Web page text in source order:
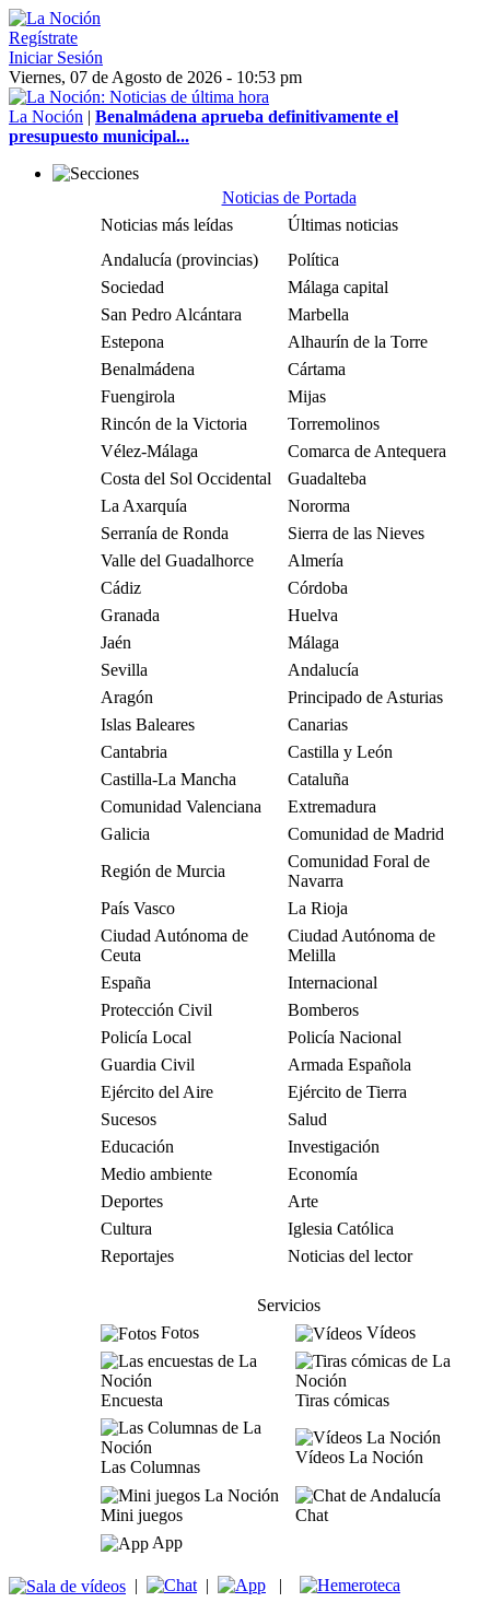
Regístrate
Iniciar Sesión
Viernes, 07 de Agosto de 2026 - 10:53 pm
La Noción | Benalmádena aprueba definitivamente el
presupuesto municipal...
Noticias de Portada
Noticias más leídas
Últimas noticias
Andalucía (provincias)
Política
Sociedad
Málaga capital
San Pedro Alcántara
Marbella
Estepona
Alhaurín de la Torre
Benalmádena
Cártama
Fuengirola
Mijas
Rincón de la Victoria
Torremolinos
Vélez-Málaga
Comarca de Antequera
Costa del Sol Occidental
Guadalteba
La Axarquía
Nororma
Serranía de Ronda
Sierra de las Nieves
Valle del Guadalhorce
Almería
Cádiz
Córdoba
Granada
Huelva
Jaén
Málaga
Sevilla
Andalucía
Aragón
Principado de Asturias
Islas Baleares
Canarias
Cantabria
Castilla y León
Castilla-La Mancha
Cataluña
Comunidad Valenciana
Extremadura
Galicia
Comunidad de Madrid
Región de Murcia
Comunidad Foral de
Navarra
País Vasco
La Rioja
Ciudad Autónoma de
Ceuta
Ciudad Autónoma de
Melilla
España
Internacional
Protección Civil
Bomberos
Policía Local
Policía Nacional
Guardia Civil
Armada Española
Ejército del Aire
Ejército de Tierra
Sucesos
Salud
Educación
Investigación
Medio ambiente
Economía
Deportes
Arte
Cultura
Iglesia Católica
Reportajes
Noticias del lector
Servicios
Fotos
Vídeos
Encuesta Tiras cómicas
Las Columnas
Vídeos La Noción
Mini juegos
Chat
App
| | |